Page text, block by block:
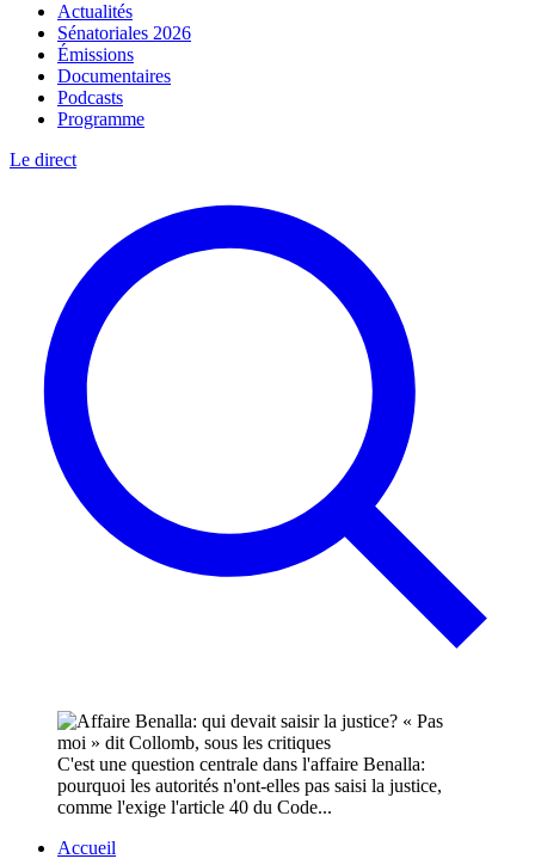
Actualités
Sénatoriales 2026
Émissions
Documentaires
Podcasts
Programme
Le direct
C'est une question centrale dans l'affaire Benalla:
pourquoi les autorités n'ont-elles pas saisi la justice,
comme l'exige l'article 40 du Code...
Accueil